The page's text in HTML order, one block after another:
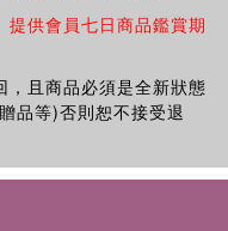
提供會員七日商品鑑賞期
，且商品必須是全新狀態
品等)否則恕不接受退